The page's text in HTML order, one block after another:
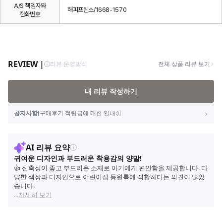
A/S 책임자와
전화번호
해피프린스/1668-1570